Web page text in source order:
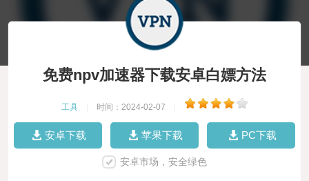
免费npv加速器下载安卓白嫖方法
工具 时间：2024-02-07
安卓下载 苹果下载 PC下载
安卓市场，安全绿色